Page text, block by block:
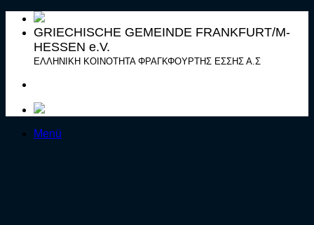
Zum
Inhalt
springen
GRIECHISCHE GEMEINDE FRANKFURT/M-
HESSEN e.V.
ΕΛΛΗΝΙΚΗ ΚΟΙΝΟΤΗΤΑ ΦΡΑΓΚΦΟΥΡΤΗΣ ΕΣΣΗΣ Α.Σ
Menü